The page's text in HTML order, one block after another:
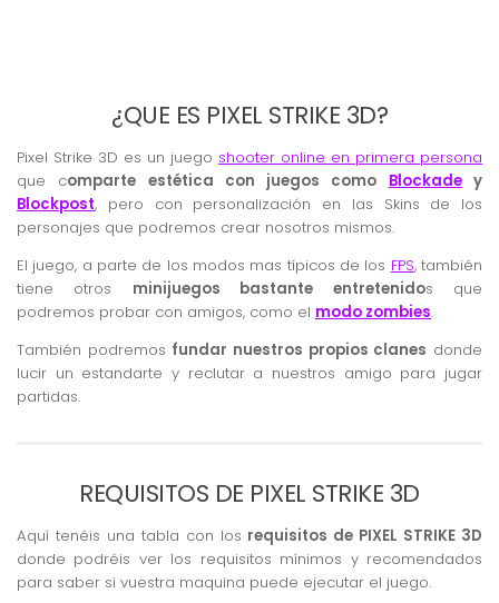
¿QUE ES PIXEL STRIKE 3D?
Pixel Strike 3D es un juego shooter online en primera persona
que comparte estética con juegos como Blockadey
Blockpost, pero con personalización en las Skins de los
personajes que podremos crear nosotros mismos.
El juego, a parte de los modos mas típicos de los FPS, también
tiene otros minijuegos bastante entretenidos que
podremos probar con amigos, como el modo zombies.
También podremos fundar nuestros propios clanes donde
lucir un estandarte y reclutar a nuestros amigo para jugar
partidas.
REQUISITOS DE PIXEL STRIKE 3D
Aquí tenéis una tabla con los requisitos de PIXEL STRIKE 3D
donde podréis ver los requisitos mínimos y recomendados
para saber si vuestra maquina puede ejecutar el juego.